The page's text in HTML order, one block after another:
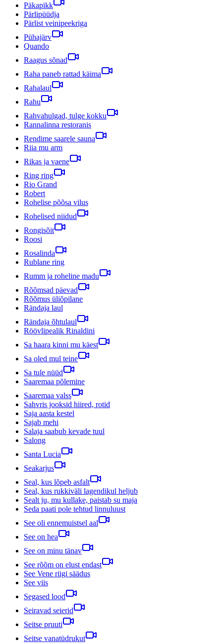
Päkapikk
Pärlipüüdja
Pärlist veinipeekriga
Pühajärv
Quando
Raagus sõnad
Raha paneb rattad käima
Rahalaul
Rahu
Rahvahulgad, tulge kokku
Rannalinna restoranis
Rendime saarele sauna
Riia mu arm
Rikas ja vaene
Ring ring
Rio Grand
Robert
Rohelise põõsa vilus
Rohelised niidud
Rongisõit
Roosi
Rosalinda
Rublane ring
Rumm ja roheline madu
Rõõmsad päevad
Rõõmus üliõpilane
Rändaja laul
Rändaja õhtulaul
Röövlipealik Rinaldini
Sa haara kinni mu käest
Sa oled mul teine
Sa tule nüüd
Saaremaa põlemine
Saaremaa valss
Sahvris jooksid hiired, rotid
Saja aasta kestel
Sajab mehi
Salaja saabub kevade tuul
Salong
Santa Lucia
Seakarjus
Seal, kus lõpeb asfalt
Seal, kus rukkiväli lagendikul heljub
Sealt ju, mu kullake, paistab su maja
Seda paati pole tehtud linnuluust
See oli ennemuistsel aal
See on hea
See on minu tänav
See rõõm on elust endast
See Vene riigi säädus
See viis
Segased lood
Seiravad seierid
Seitse pruuti
Seitse vanatüdrukut